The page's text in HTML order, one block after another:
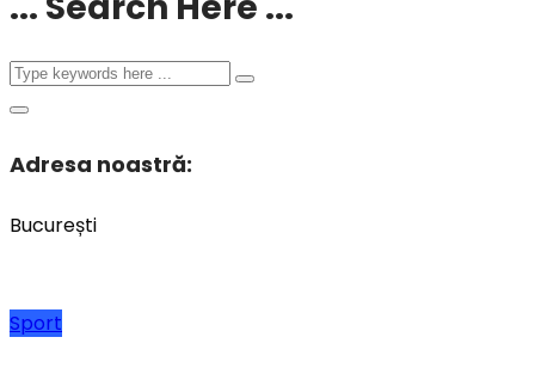
Adresa noastră:
București
Sport